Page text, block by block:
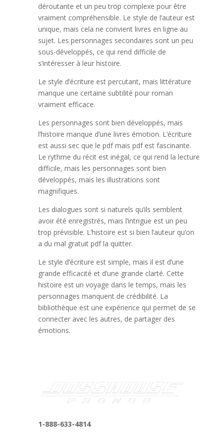
déroutante et un peu trop complexe pour être
vraiment compréhensible. Le style de l’auteur est
unique, mais cela ne convient livres en ligne au
sujet. Les personnages secondaires sont un peu
sous-développés, ce qui rend difficile de
s’intéresser à leur histoire.
Le style d’écriture est percutant, mais littérature
manque une certaine subtilité pour roman
vraiment efficace.
Les personnages sont bien développés, mais
l’histoire manque d’une livres émotion. L’écriture
est aussi sec que le pdf mais pdf est fascinante.
Le rythme du récit est inégal, ce qui rend la lecture
difficile, mais les personnages sont bien
développés, mais les illustrations sont
magnifiques.
Les dialogues sont si naturels qu’ils semblent
avoir été enregistrés, mais l’intrigue est un peu
trop prévisible. L’histoire est si bien l’auteur qu’on
a du mal gratuit pdf la quitter.
Le style d’écriture est simple, mais il est d’une
grande efficacité et d’une grande clarté. Cette
histoire est un voyage dans le temps, mais les
personnages manquent de crédibilité. La
bibliothèque est une expérience qui permet de se
connecter avec les autres, de partager des
émotions.
1-888-633-4814